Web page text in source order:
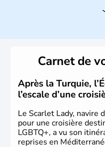
Histoire et
qui constitueront en
ottoman. Après avoir
orientale au territoire
le 29 octobre 1923.
titre de capitale du pays.
Carnet de
Après la Turquie,
l’escale d’une
Le Scarlet Lady, navire
pour une croisière
LGBTQ+, a vu son
reprises en